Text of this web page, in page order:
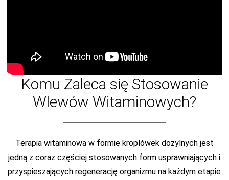
Komu Zaleca się Stosowanie
Wlewów Witaminowych?
Terapia witaminowa w formie kroplówek dożylnych jest
jedną z coraz częściej stosowanych form usprawniających i
przyspieszających regenerację organizmu na każdym etapie